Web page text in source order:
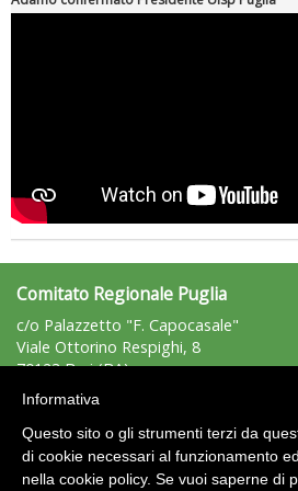
Tiziano Pesce a Radio InBlu2000
Comitato Regionale Puglia
c/o Palazzetto "F. Capocasale"
Viale Ottorino Respighi, 8
70123 Bari (BA)
Tel: 340/4144515 - Fax: 080/5042961
C.F.: 93164310729
Informativa
Questo sito o gli strumenti terzi da
di cookie necessari al funzionamento
nella cookie policy. Se vuoi saperne di